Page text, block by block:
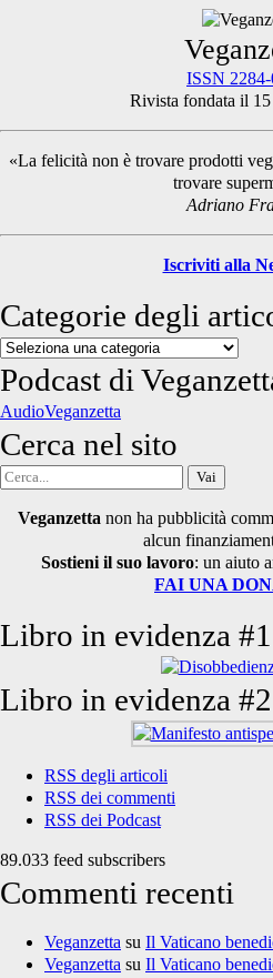
Sidebar
ISSN
Rivista fondata il
«La felicità non è trovare prodotti
trovare
Adriano
Iscriviti alla
Categorie degli
Categorie
degli
articoli
Podcast di
AudioVeganzetta
Cerca nel sito
Cerca
Veganzetta non ha pubblicità
alcun
Sostieni il suo lavoro: un aiuto
FAI UNA
Libro in evidenza #1
Libro in evidenza #2
RSS degli articoli
RSS dei commenti
RSS dei Podcast
89.033 feed subscribers
Commenti recenti
Veganzetta su Il Vaticano
Veganzetta su Il Vaticano